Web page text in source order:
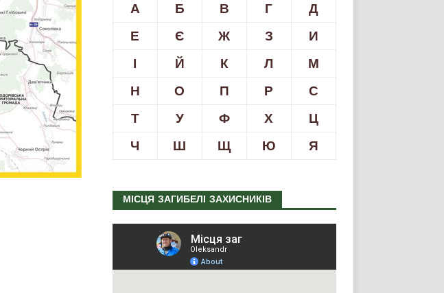
А Б В Г
Д
Е
Є Ж З
И
І
Й К Л
М
Н
О П Р
С
Т
У Ф Х
Ц
Ч
Ш Щ Ю Я
МІСЦЯ ЗАГИБЕЛІ ЗАХИСНИКІВ